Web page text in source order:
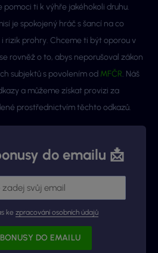
ti k výhře jakéhokoli druhu.
je spokojený hráč s šancí na co
rizik prohry. Chceme ti být oporou v
rovněž o to, abys neporušoval zákon
subjektů s povolením od MFČR. Náš
a můžeme získat provizi za
prostřednictvím těchto odkazů.
do emailu 📩
ke zpracování osobních údajů